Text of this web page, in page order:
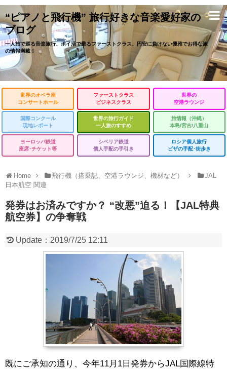
“ピアノと飛行機” 旅行好きな音楽愛好家の
ブログ
一人旅で巡る音楽旅行、ポイ活で乗るファーストクラス、円安に負けない優雅でお得な旅
の情報満載！
世界のオペラ座
コンサートホール
ファーストクラス
ビジネスクラス
世界の
空港ラウンジ
国際コンクール
現地レポート
世界の旅行ガイド
一人旅のすすめ
旅情報（沖縄）
本島/宮古/八重山
ヨーロッパ鉄道
座席･チケット等
シベリア鉄道
個人手配の手引き
ロシア個人旅行
ビザの手配･街歩き
Home 飛行機（搭乗記、空港ラウンジ、機材など）
JAL
日本航空 関連
発券はお済みですか？ “改悪”迫る！【JAL特典
航空券】の争奪戦
Update： 2019/7/25 12:11
既にご承知の通り、今年11月1日発券からJAL国際線特